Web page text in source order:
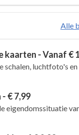
Alle
kaarten - Vanaf €
schalen, luchtfoto's en
€ 7,99
eigendomssituatie